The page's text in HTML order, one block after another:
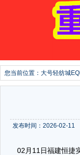
您当前位置： 大号轻纺城
发布时间：2026-02-11
02月11日福建恒捷